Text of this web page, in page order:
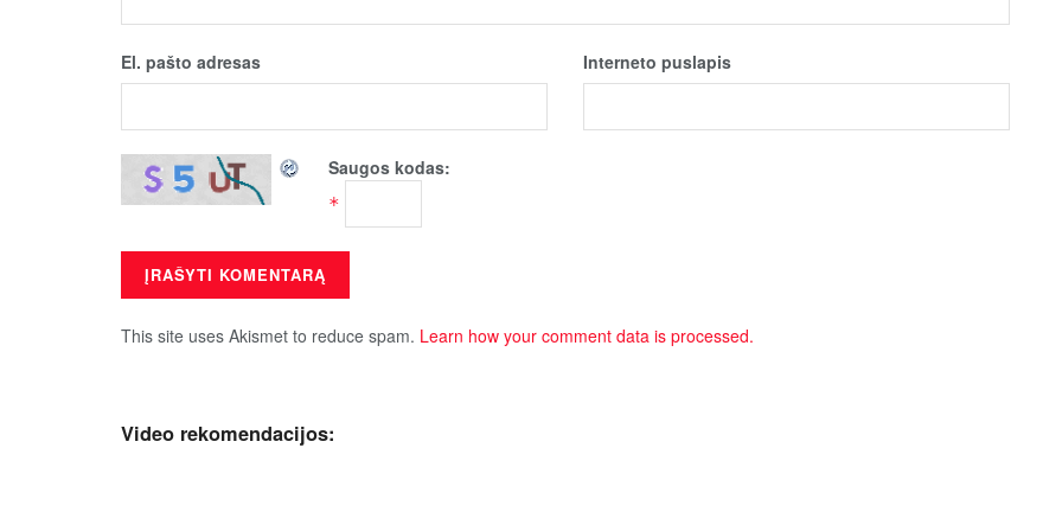
El. pašto adresas Interneto puslapis
Saugos kodas:
*
This site uses Akismet to reduce spam. Learn how your comment data is processed.
Video rekomendacijos: